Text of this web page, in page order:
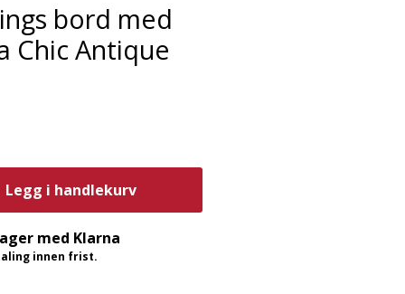
bord med
Chic Antique
Legg i handlekurv
med Klarna
innen frist.